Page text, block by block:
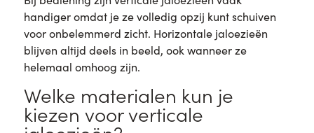
handiger omdat je ze volledig opzij kunt schuiven
voor onbelemmerd zicht. Horizontale jaloezieën
blijven altijd deels in beeld, ook wanneer ze
helemaal omhoog zijn.
Welke materialen kun je
kiezen voor verticale